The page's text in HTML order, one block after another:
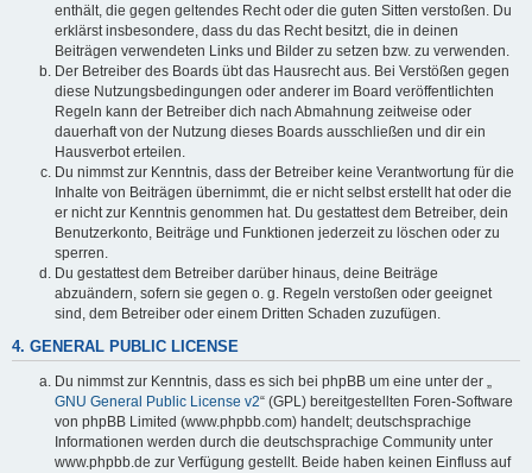
enthält, die gegen geltendes Recht oder die guten Sitten verstoßen. Du
erklärst insbesondere, dass du das Recht besitzt, die in deinen
Beiträgen verwendeten Links und Bilder zu setzen bzw. zu verwenden.
Der Betreiber des Boards übt das Hausrecht aus. Bei Verstößen gegen
diese Nutzungsbedingungen oder anderer im Board veröffentlichten
Regeln kann der Betreiber dich nach Abmahnung zeitweise oder
dauerhaft von der Nutzung dieses Boards ausschließen und dir ein
Hausverbot erteilen.
Du nimmst zur Kenntnis, dass der Betreiber keine Verantwortung für die
Inhalte von Beiträgen übernimmt, die er nicht selbst erstellt hat oder die
er nicht zur Kenntnis genommen hat. Du gestattest dem Betreiber, dein
Benutzerkonto, Beiträge und Funktionen jederzeit zu löschen oder zu
sperren.
Du gestattest dem Betreiber darüber hinaus, deine Beiträge
abzuändern, sofern sie gegen o. g. Regeln verstoßen oder geeignet
sind, dem Betreiber oder einem Dritten Schaden zuzufügen.
4. GENERAL PUBLIC LICENSE
Du nimmst zur Kenntnis, dass es sich bei phpBB um eine unter der „
GNU General Public License v2“ (GPL) bereitgestellten Foren-Software
von phpBB Limited (www.phpbb.com) handelt; deutschsprachige
Informationen werden durch die deutschsprachige Community unter
www.phpbb.de zur Verfügung gestellt. Beide haben keinen Einfluss auf